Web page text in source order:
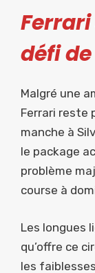
défi
Malgré une
Ferrari reste
manche à
le package
problème
course à
Les longues
qu’offre ce
les